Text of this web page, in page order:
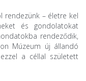
rendezünk – életre kel
és gondolatokat
rendeződik,
Múzeum új állandó
a céllal született